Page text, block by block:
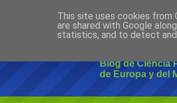
Blog de Ciencia
de Europa y del
This site uses cookies from
are shared with Google
statistics, and to detect and